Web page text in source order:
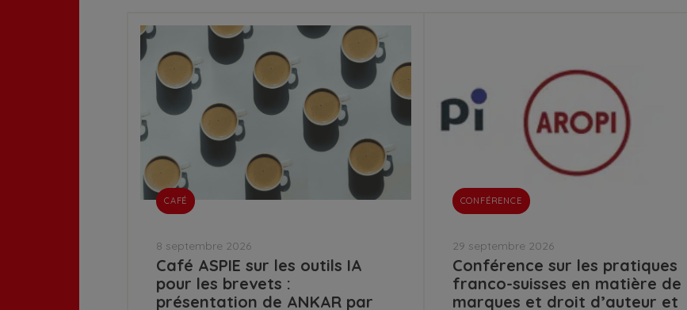
CAFÉ
8 septembre 2026
Café ASPIE sur les outils IA
pour les brevets :
présentation de ANKAR par
CONFÉRENCE
29 septembre 2026
Conférence sur les pratiques
franco-suisses en matière de
marques et droit d’auteur et